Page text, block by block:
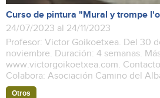
Curso de pintura "Mural y trompe
24/07/2023 al 24/11/2023
Profesor: Victor Goikoetxea. Del 30
noviembre. Duración: 4 semanas.
www.victorgoikoetxea.com.
Colabora: Asociación Camino del
Otros